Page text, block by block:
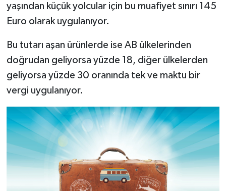
yaşından küçük yolcular için bu muafiyet sınırı 145
Euro olarak uygulanıyor.
Bu tutarı aşan ürünlerde ise AB ülkelerinden
doğrudan geliyorsa yüzde 18, diğer ülkelerden
geliyorsa yüzde 30 oranında tek ve maktu bir
vergi uygulanıyor.